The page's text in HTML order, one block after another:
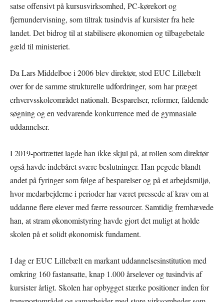
satse offensivt på kursusvirksomhed, PC-kørekort og
fjernundervisning, som tiltrak tusindvis af kursister fra hele
landet. Det bidrog til at stabilisere økonomien og tilbagebetale
gæld til ministeriet.
Da Lars Middelboe i 2006 blev direktør, stod EUC Lillebælt
over for de samme strukturelle udfordringer, som har præget
erhvervsskoleområdet nationalt. Besparelser, reformer, faldende
søgning og en vedvarende konkurrence med de gymnasiale
uddannelser.
I 2019-portrættet lagde han ikke skjul på, at rollen som direktør
også havde indebåret svære beslutninger. Han pegede blandt
andet på fyringer som følge af besparelser og på et arbejdsmiljø,
hvor medarbejderne i perioder har været pressede af krav om at
uddanne flere elever med færre ressourcer. Samtidig fremhævede
han, at stram økonomistyring havde gjort det muligt at holde
skolen på et solidt økonomisk fundament.
I dag er EUC Lillebælt en markant uddannelsesinstitution med
omkring 160 fastansatte, knap 1.000 årselever og tusindvis af
kursister årligt. Skolen har opbygget stærke positioner inden for